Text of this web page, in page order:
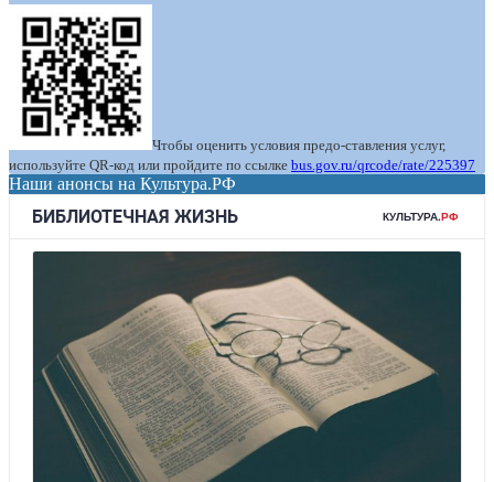
Чтобы оценить условия предо-ставления услуг,
используйте QR-код или пройдите по ссылке bus.gov.ru/qrcode/rate/225397
Наши анонсы на Культура.РФ